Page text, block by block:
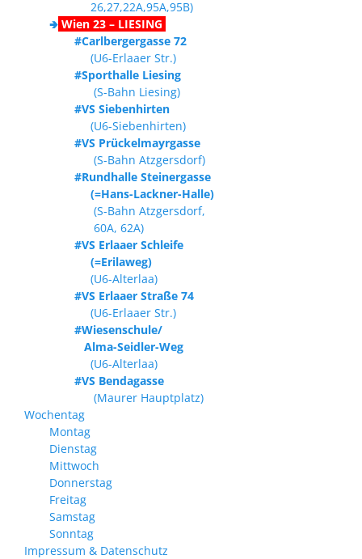
26,27,22A,95A,95B)
🢂 Wien 23 – LIESING
#Carlbergergasse 72
(U6-Erlaaer Str.)
#Sporthalle Liesing
(S-Bahn Liesing)
#VS Siebenhirten
(U6-Siebenhirten)
#VS Prückelmayrgasse
(S-Bahn Atzgersdorf)
#Rundhalle Steinergasse
(=Hans-Lackner-Halle)
(S-Bahn Atzgersdorf,
60A, 62A)
#VS Erlaaer Schleife
(=Erilaweg)
(U6-Alterlaa)
#VS Erlaaer Straße 74
(U6-Erlaaer Str.)
#Wiesenschule/
Alma-Seidler-Weg
(U6-Alterlaa)
#VS Bendagasse
(Maurer Hauptplatz)
Wochentag
Montag
Dienstag
Mittwoch
Donnerstag
Freitag
Samstag
Sonntag
Impressum & Datenschutz